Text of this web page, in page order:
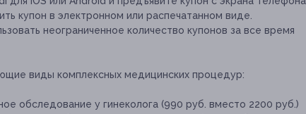
купон в электронном или распечатанном виде.
неограниченное количество купонов за все время
виды комплексных медицинских процедур:
обследование у гинеколога (990 руб. вместо 2200 руб.)